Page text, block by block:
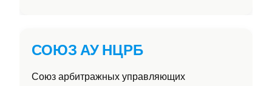
СОЮЗ АУ НЦРБ
Союз арбитражных управляющих